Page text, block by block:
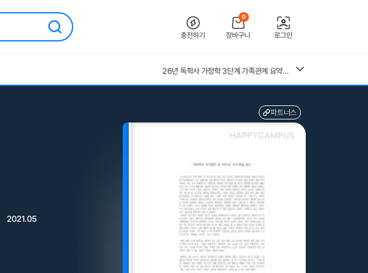
충전하기
0
장바구니 로그인
[수자무, 직무 150 문답 0]2027 대비 2026 한양대학교병원(서울) 신규 간호사 최종합격 AII IN ONE 대비서 (스펙, 자기소개서, 면접 기출, 직무 150개 문답0, 합격인증0)
(+합격인증O) SMAT 12시간 단기 암기 요약본 (모듈 A,B,C)
근로복지공단 울산병원 간호사 상세한 면접후기 및 기출질문답변 병원정보 직무상식 80선
26년 독학사 가정학 3단계 식생활과 건강 요약본 (24,25년 시험 복기내용 추가)
수질환경기사 필기 총정리본
2021.05
파트너스